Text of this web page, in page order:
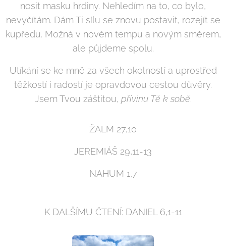
nosit masku hrdiny. Nehledím na to, co bylo,
nevyčítám. Dám Ti sílu se znovu postavit, rozejít se
kupředu. Možná v novém tempu a novým směrem,
ale půjdeme spolu.
Utíkání se ke mně za všech okolností a uprostřed
těžkostí i radostí je opravdovou cestou důvěry.
Jsem Tvou záštitou, přivinu Tě k sobě.
ŽALM 27,10
JEREMIÁŠ 29,11-13
NAHUM 1,7
K DALŠÍMU ČTENÍ: DANIEL 6,1-11